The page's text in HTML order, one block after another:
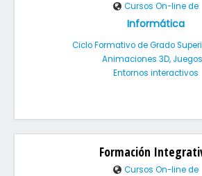
Cursos On-line de
Informática
Ciclo Formativo de Grado
Animaciones 3D,
Entornos interactivos
Formación
Cursos On-line de